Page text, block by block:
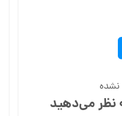
نشده
نظر می‌دهید